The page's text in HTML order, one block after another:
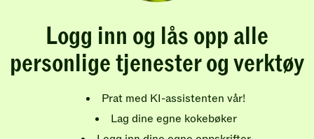
Logg inn og lås opp alle
personlige tjenester og verktøy
Prat med KI-assistenten vår!
Lag dine egne kokebøker